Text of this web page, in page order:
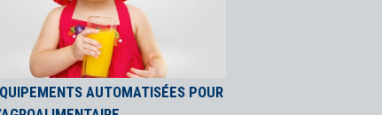
AUTOMATISÉES POUR